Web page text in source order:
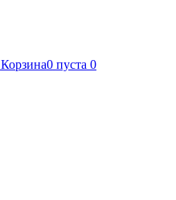
Корзина0 пуста 0